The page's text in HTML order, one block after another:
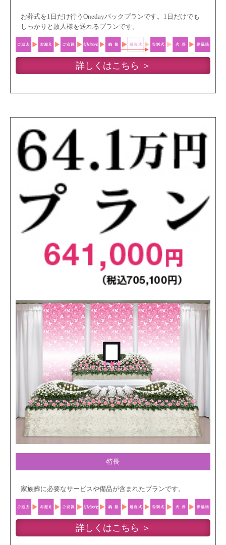
お葬式を1日だけ行うOnedayパックプランです。1日だけでも
しっかりと故人様を送れるプランです。
詳しくはこちら ＞
特長
家族葬に必要なサービスや備品が含まれたプランです。
詳しくはこちら ＞